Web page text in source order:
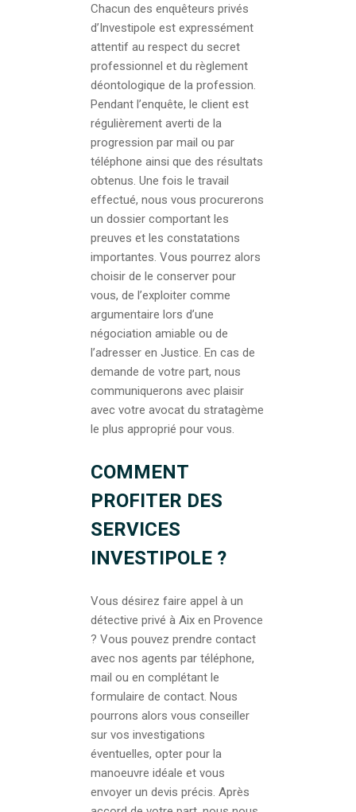
Chacun des enquêteurs privés
d’Investipole est expressément
attentif au respect du secret
professionnel et du règlement
déontologique de la profession.
Pendant l’enquête, le client est
régulièrement averti de la
progression par mail ou par
téléphone ainsi que des résultats
obtenus. Une fois le travail
effectué, nous vous procurerons
un dossier comportant les
preuves et les constatations
importantes. Vous pourrez alors
choisir de le conserver pour
vous, de l’exploiter comme
argumentaire lors d’une
négociation amiable ou de
l’adresser en Justice. En cas de
demande de votre part, nous
communiquerons avec plaisir
avec votre avocat du stratagème
le plus approprié pour vous.
COMMENT
PROFITER DES
SERVICES
INVESTIPOLE ?
Vous désirez faire appel à un
détective privé à Aix en Provence
? Vous pouvez prendre contact
avec nos agents par téléphone,
mail ou en complétant le
formulaire de contact. Nous
pourrons alors vous conseiller
sur vos investigations
éventuelles, opter pour la
manoeuvre idéale et vous
envoyer un devis précis. Après